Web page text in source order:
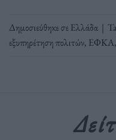
Δημοσιεύθηκε σεΕλλάδα |
εξυπηρέτηση πολιτών, ΕΦΚΑ,